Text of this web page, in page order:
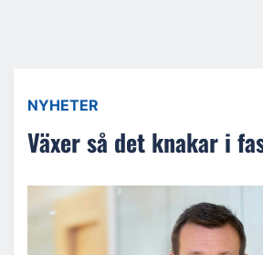
NYHETER
Växer så det knakar i